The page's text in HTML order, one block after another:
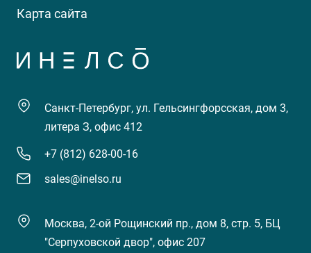
Карта сайта
Санкт-Петербург, ул. Гельсингфорсская, дом 3,
литера З, офис 412
+7 (812) 628-00-16
sales@inelso.ru
Москва, 2-ой Рощинский пр., дом 8, стр. 5, БЦ
"Серпуховской двор", офис 207